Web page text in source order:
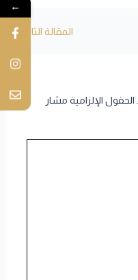
المقالة التالية←
الحقول الإلزامية مشار
←